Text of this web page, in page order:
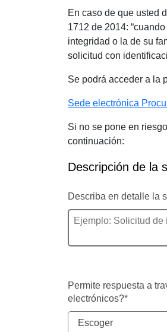
En caso de que usted
1712 de 2014:
integridad o la de su
solicitud con
Se podrá acceder a la
Sede electrónica
Si no se pone en
continuación:
Descripción de la
Describa en detalle la
Permite respuesta a
electrónicos?*
Escoger